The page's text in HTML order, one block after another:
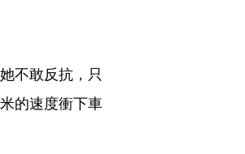
不敢反抗，只
的速度衝下車